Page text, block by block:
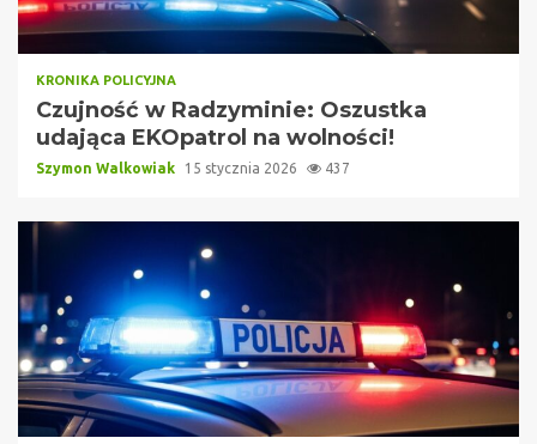
KRONIKA POLICYJNA
Czujność w Radzyminie: Oszustka
udająca EKOpatrol na wolności!
Szymon Walkowiak 15 stycznia 2026 437